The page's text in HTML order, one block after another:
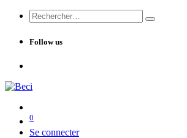
Follow us
0
Se connecter